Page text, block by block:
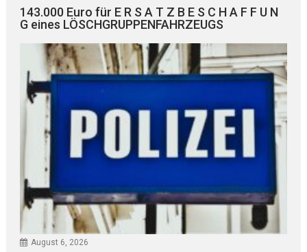
143.000 Euro für E R S A T Z B E S C H A F F U N
G eines LÖSCHGRUPPENFAHRZEUGS
August 6, 2026